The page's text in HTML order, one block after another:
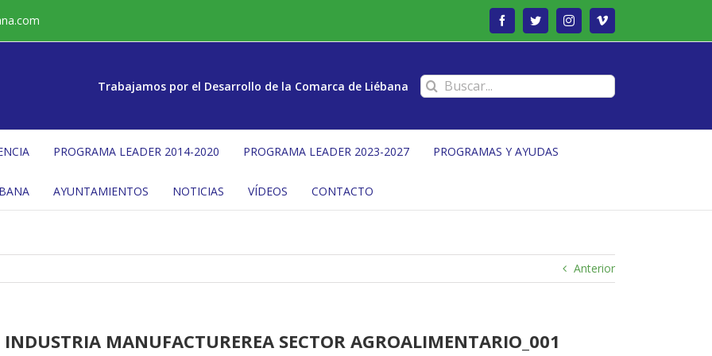
FacebookTwitterInstagramVimeo
Trabajamos por el Desarrollo de la Comarca de Liébana Buscar:
PROGRAMA LEADER 2014-2020 PROGRAMA LEADER 2023-2027 PROGRAMAS Y AYUDAS
AYUNTAMIENTOS NOTICIAS VÍDEOS CONTACTO
Anterior
MANUFACTUREREA SECTOR AGROALIMENTARIO_001